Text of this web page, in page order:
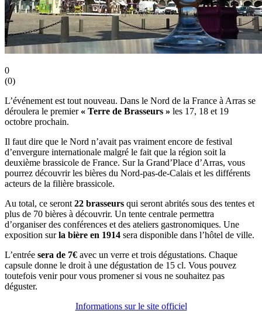
0
(0)
L’événement est tout nouveau. Dans le Nord de la France à Arras se
déroulera le premier « Terre de Brasseurs » les 17, 18 et 19
octobre prochain.
Il faut dire que le Nord n’avait pas vraiment encore de festival
d’envergure internationale malgré le fait que la région soit la
deuxième brassicole de France. Sur la Grand’Place d’Arras, vous
pourrez découvrir les bières du Nord-pas-de-Calais et les différents
acteurs de la filière brassicole.
Au total, ce seront 22 brasseurs qui seront abrités sous des tentes et
plus de 70 bières à découvrir. Un tente centrale permettra
d’organiser des conférences et des ateliers gastronomiques. Une
exposition surla bière en 1914 sera disponible dans l’hôtel de ville.
L’entrée sera de 7€ avec un verre et trois dégustations. Chaque
capsule donne le droit à une dégustation de 15 cl. Vous pouvez
toutefois venir pour vous promener si vous ne souhaitez pas
déguster.
Informations sur le site officiel